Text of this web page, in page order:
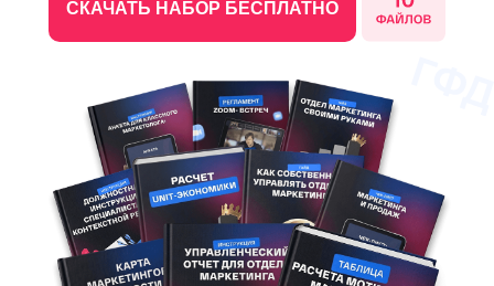
СКАЧАТЬ НАБОР БЕСПЛАТНО